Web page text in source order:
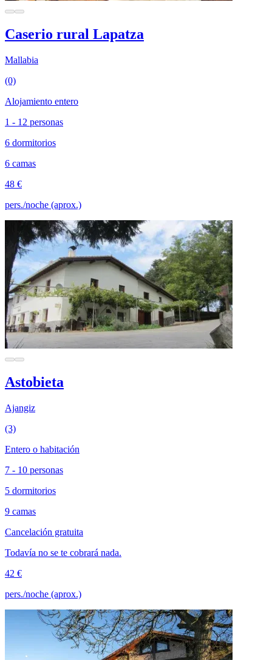
Caserio rural Lapatza
Mallabia
(0)
Alojamiento entero
1 - 12 personas
6 dormitorios
6 camas
48 €
pers./noche (aprox.)
Astobieta
Ajangiz
(3)
Entero o habitación
7 - 10 personas
5 dormitorios
9 camas
Cancelación gratuita
Todavía no se te cobrará nada.
42 €
pers./noche (aprox.)